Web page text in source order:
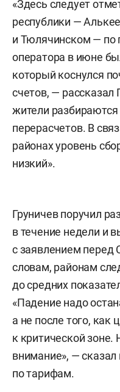
«Здесь следует
республики —
и Тюлячинском — по
оператора в июне
который коснулся
счетов, — рассказал
жители разбираются
перерасчетов. В
районах уровень
низкий».
Груничев поручил
в течение недели и
с заявлением перед
словам, районам
до средних
«Падение надо
а не после того, как
к критической зоне.
внимание», —
по тарифам.